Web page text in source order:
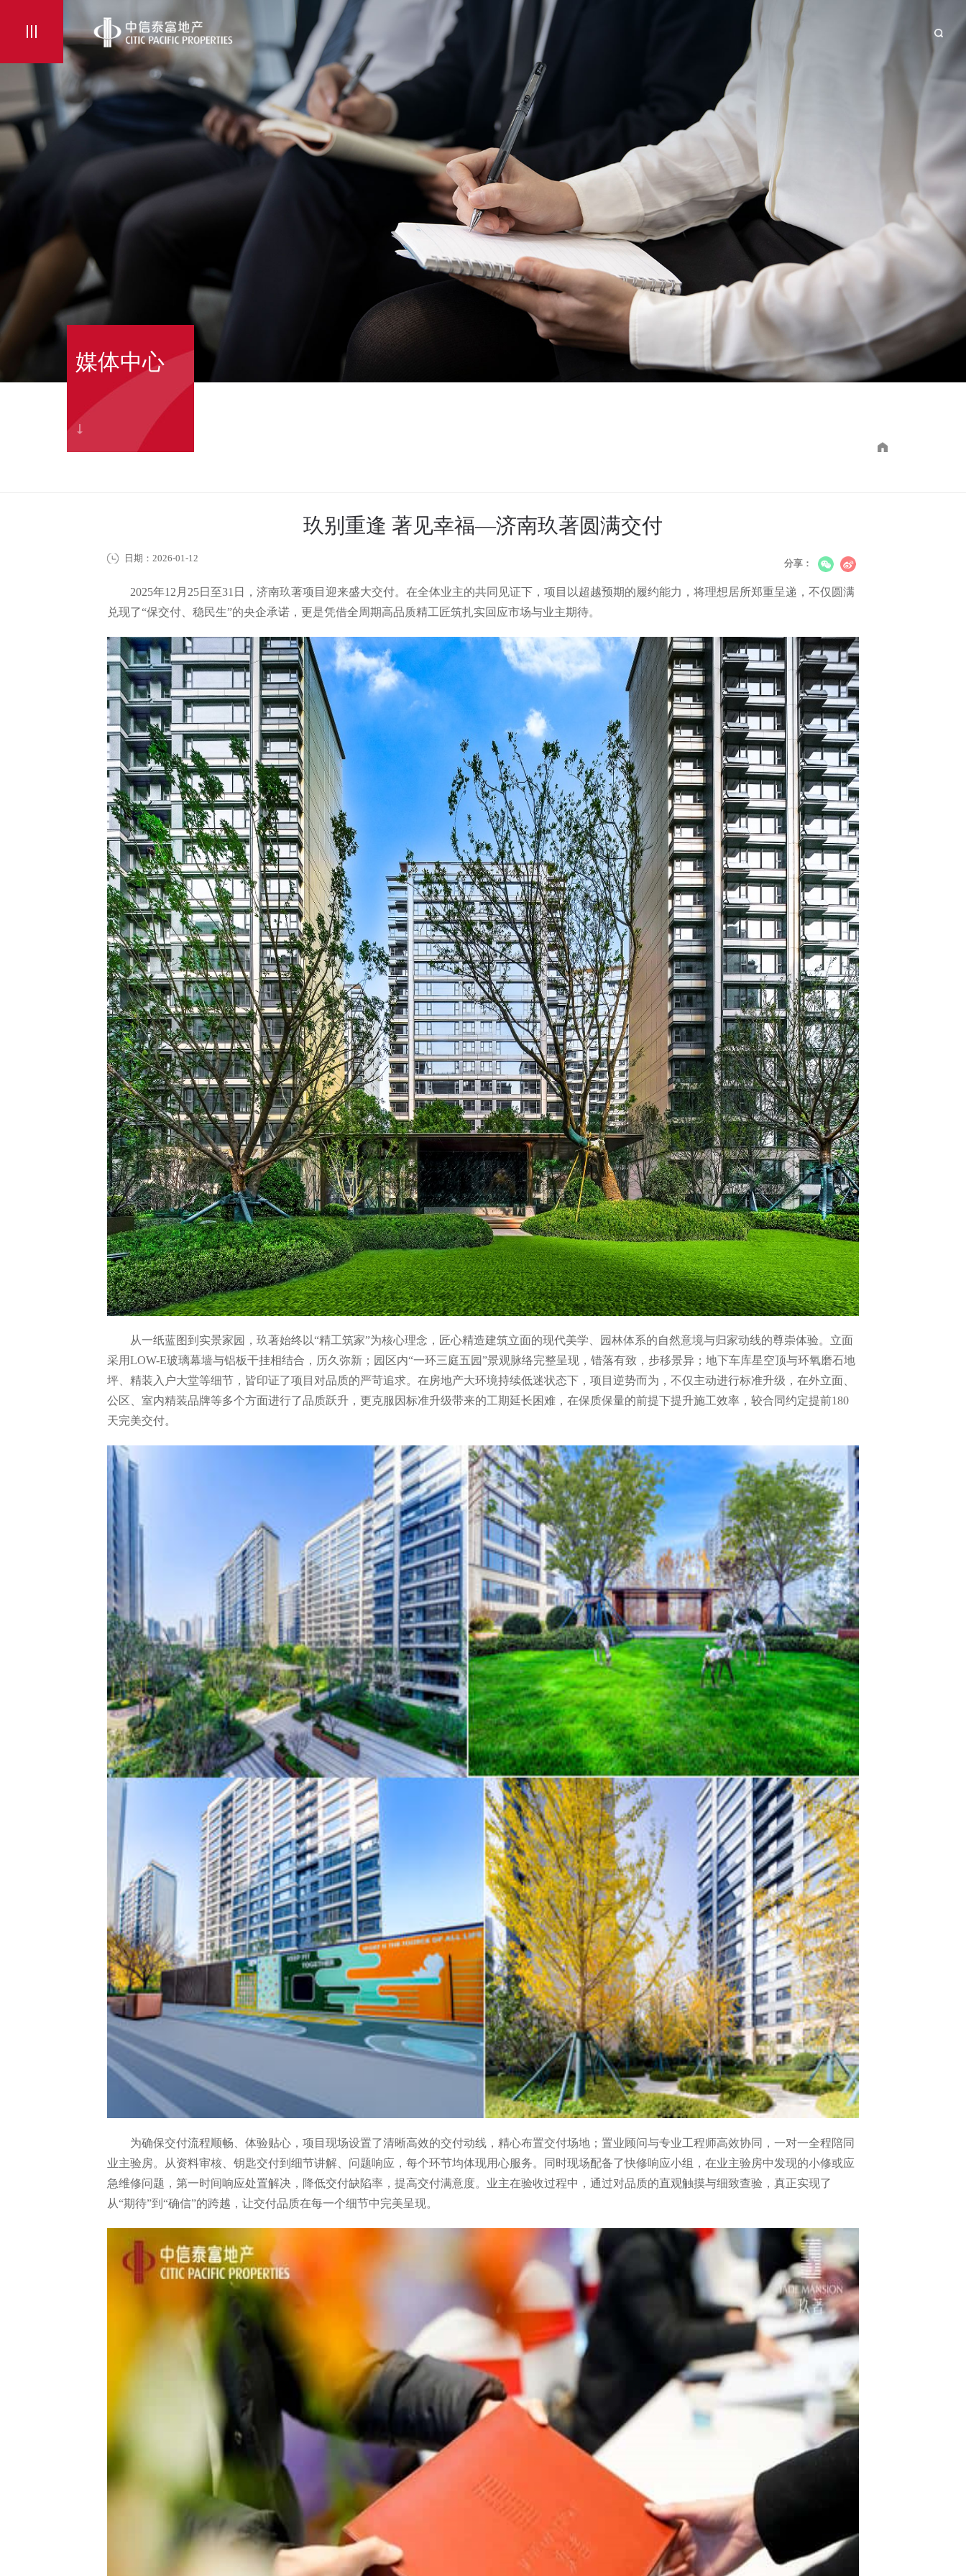
媒体中心
玖别重逢 著见幸福—济南玖著圆满交付
日期：2026-01-12 分享：
2025年12月25日至31日，济南玖著项目迎来盛大交付。在全体业主的共同见证下，项目以超越预期的履约能力，将理想居所郑重呈递，不仅圆满
兑现了“保交付、稳民生”的央企承诺，更是凭借全周期高品质精工匠筑扎实回应市场与业主期待。
从一纸蓝图到实景家园，玖著始终以“精工筑家”为核心理念，匠心精造建筑立面的现代美学、园林体系的自然意境与归家动线的尊崇体验。立面
采用LOW-E玻璃幕墙与铝板干挂相结合，历久弥新；园区内“一环三庭五园”景观脉络完整呈现，错落有致，步移景异；地下车库星空顶与环氧磨石地
坪、精装入户大堂等细节，皆印证了项目对品质的严苛追求。在房地产大环境持续低迷状态下，项目逆势而为，不仅主动进行标准升级，在外立面、
公区、室内精装品牌等多个方面进行了品质跃升，更克服因标准升级带来的工期延长困难，在保质保量的前提下提升施工效率，较合同约定提前180
天完美交付。
为确保交付流程顺畅、体验贴心，项目现场设置了清晰高效的交付动线，精心布置交付场地；置业顾问与专业工程师高效协同，一对一全程陪同
业主验房。从资料审核、钥匙交付到细节讲解、问题响应，每个环节均体现用心服务。同时现场配备了快修响应小组，在业主验房中发现的小修或应
急维修问题，第一时间响应处置解决，降低交付缺陷率，提高交付满意度。业主在验收过程中，通过对品质的直观触摸与细致查验，真正实现了
从“期待”到“确信”的跨越，让交付品质在每一个细节中完美呈现。